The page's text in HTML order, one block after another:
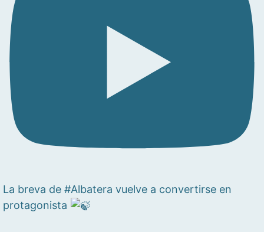
La breva de #Albatera vuelve a convertirse en
protagonista